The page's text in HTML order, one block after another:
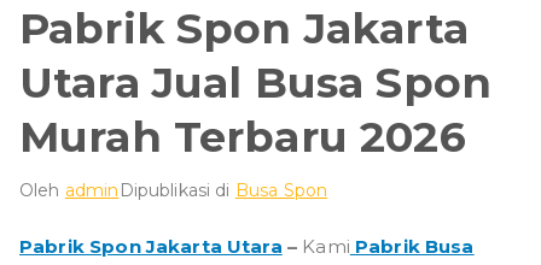
Pabrik Spon Jakarta
Utara Jual Busa Spon
Murah Terbaru 2026
Oleh admin Dipublikasi di Busa Spon
Pabrik Spon Jakarta Utara – Kami Pabrik Busa